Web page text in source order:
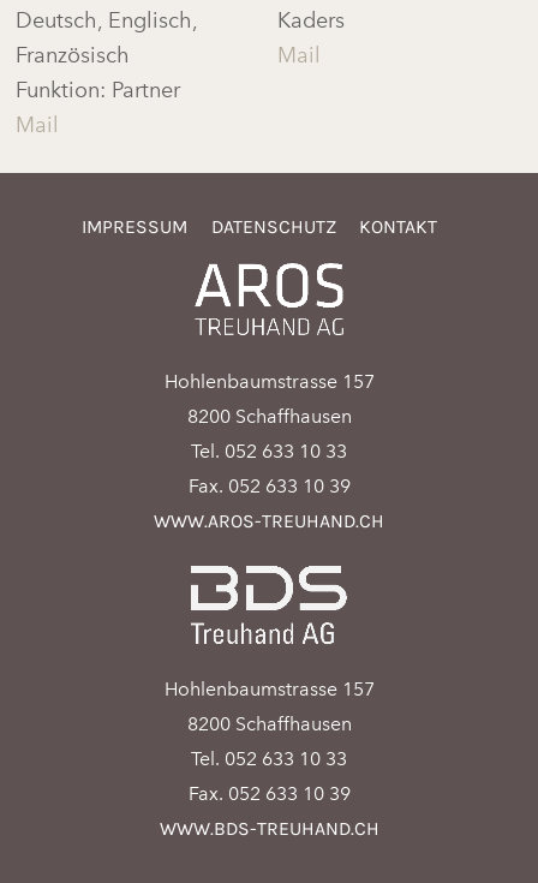
Deutsch, Englisch,
Französisch
Funktion: Partner
Mail
Kaders
Mail
IMPRESSUM DATENSCHUTZ KONTAKT
Hohlenbaumstrasse 157
8200 Schaffhausen
Tel. 052 633 10 33
Fax. 052 633 10 39
WWW.AROS-TREUHAND.CH
Hohlenbaumstrasse 157
8200 Schaffhausen
Tel. 052 633 10 33
Fax. 052 633 10 39
WWW.BDS-TREUHAND.CH